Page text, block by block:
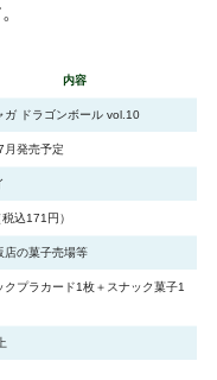
内容
ガ ドラゴンボール vol.10
月発売予定
込171円）
店の菓子売場等
クプラカード1枚＋スナック菓子1